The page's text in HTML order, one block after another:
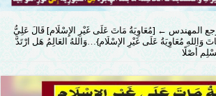
المهندس ← [مُعَاوِيَةُ مَاتَ عَلَى غَيْرِ الإِسْلَام] قَالَ عَلِيُّ
وَاللهِ مُعَاوِيَةُ عَلَى غَيْرِ الإسْلَام}…وَاللهُ العَالِمُ هَل ارْتَدَّ
أَصْلًا